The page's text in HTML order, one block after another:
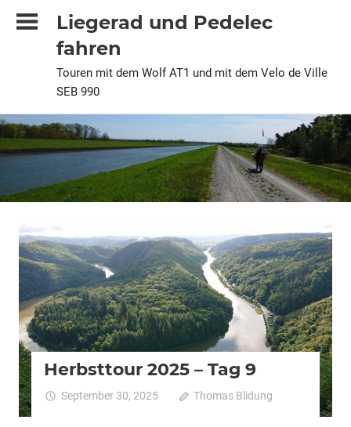
Inhalt
Liegerad und Pedelec
fahren
Touren mit dem Wolf AT1 und mit dem Velo de Ville
SEB 990
2025 Alle Pedelec Urlaubstour
Herbsttour 2025 – Tag 9
September 30, 2025 Thomas Blidung
deaktiviert